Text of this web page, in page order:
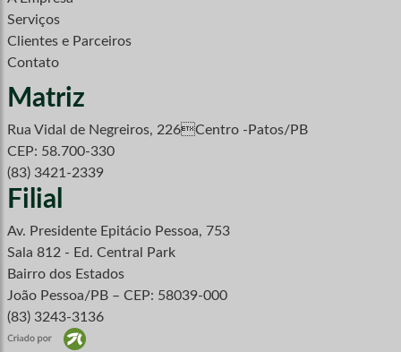
Serviços
Clientes e Parceiros
Contato
Matriz
Rua Vidal de Negreiros, 226Centro -Patos/PB
CEP: 58.700-330
(83) 3421-2339
Filial
Av. Presidente Epitácio Pessoa, 753
Sala 812 - Ed. Central Park
Bairro dos Estados
João Pessoa/PB – CEP: 58039-000
(83) 3243-3136